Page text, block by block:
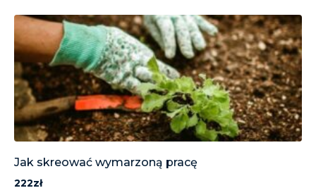
Jak skreować wymarzoną pracę
222zł